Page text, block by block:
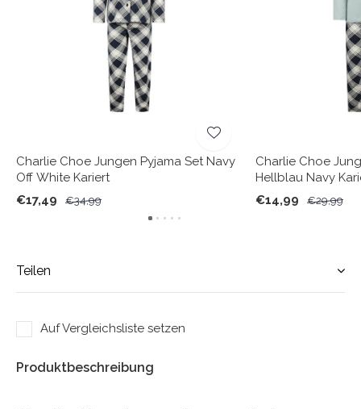
Charlie Choe Jungen Pyjama Set Navy
Off White Kariert
€17,49
€34,99
Charlie Choe
Hellblau Navy
€14,99
€29,99
Teilen
Auf Vergleichsliste setzen
Produktbeschreibung